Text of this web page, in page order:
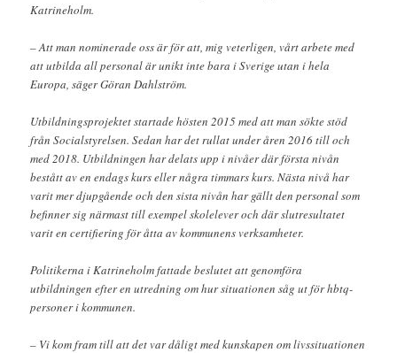
Katrineholm.
– Att man nominerade oss är för att, mig veterligen, vårt arbete med
att utbilda all personal är unikt inte bara i Sverige utan i hela
Europa, säger Göran Dahlström.
Utbildningsprojektet startade hösten 2015 med att man sökte stöd
från Socialstyrelsen. Sedan har det rullat under åren 2016 till och
med 2018. Utbildningen har delats upp i nivåer där första nivån
bestått av en endags kurs eller några timmars kurs. Nästa nivå har
varit mer djupgående och den sista nivån har gällt den personal som
befinner sig närmast till exempel skolelever och där slutresultatet
varit en certifiering för åtta av kommunens verksamheter.
Politikerna i Katrineholm fattade beslutet att genomföra
utbildningen efter en utredning om hur situationen såg ut för hbtq-
personer i kommunen.
– Vi kom fram till att det var dåligt med kunskapen om livssituationen